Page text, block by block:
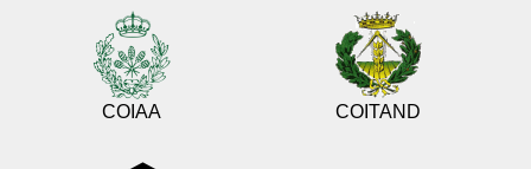
COIAA COITAND